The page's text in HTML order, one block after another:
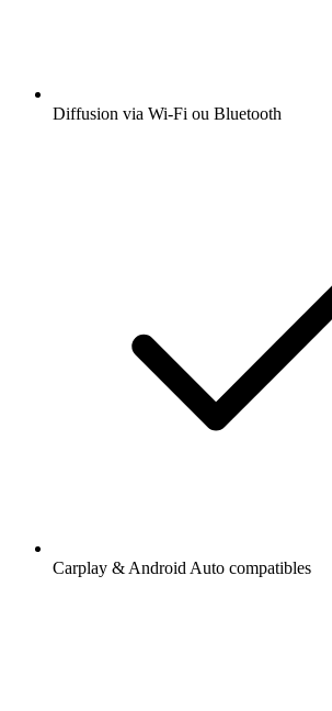
Diffusion via Wi-Fi ou Bluetooth
Carplay & Android Auto compatibles